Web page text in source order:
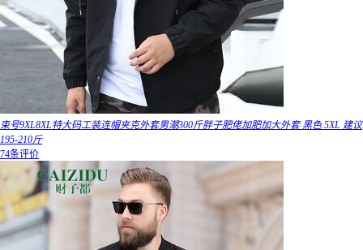
束号9XL8XL特大码工装连帽夹克外套男潮300斤胖子肥佬加肥加大外套 黑色 5XL 建议
195-210斤
74条评价